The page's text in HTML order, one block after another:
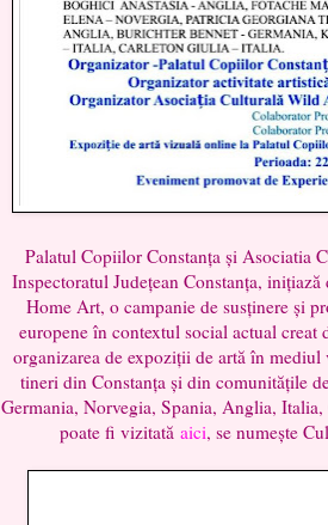
Palatul Copiilor Constanța și Asociatia
Inspectoratul Județean Constanța,
Home Art, o campanie de susținere și
europene în contextul social actual creat
organizarea de expoziții de artă în
tineri din Constanța și din comunitățile
Germania, Norvegia, Spania, Anglia,
poate fi vizitată aici, se numește